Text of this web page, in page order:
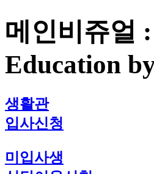
메인비쥬얼
Education
생활관
입사신청
미입사생